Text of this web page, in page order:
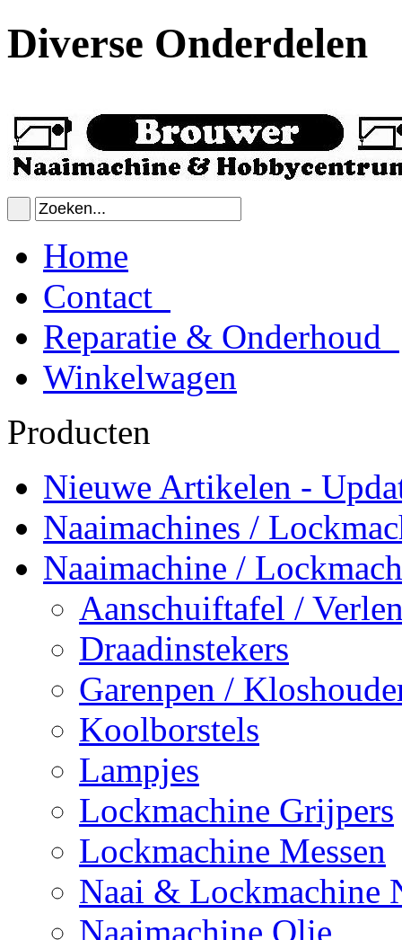
Diverse Onderdelen
Home
Contact
Reparatie & Onderhoud
Winkelwagen
Producten
Nieuwe Artikelen -
Naaimachines /
Naaimachine /
Aanschuiftafel /
Draadinstekers
Garenpen /
Koolborstels
Lampjes
Lockmachine Grijpers
Lockmachine Messen
Naai & Lockmachine
Naaimachine Olie